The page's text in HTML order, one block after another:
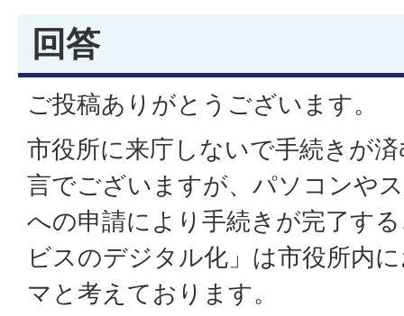
回答
ご投稿ありがとうございます。
市役所に来庁しないで手続きが
言でございますが、パソコンや
への申請により手続きが完了す
ビスのデジタル化」は市役所内
マと考えております。